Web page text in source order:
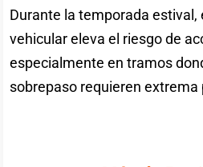
Durante la temporada
vehicular eleva el riesgo de
especialmente en tramos
sobrepaso requieren extrema